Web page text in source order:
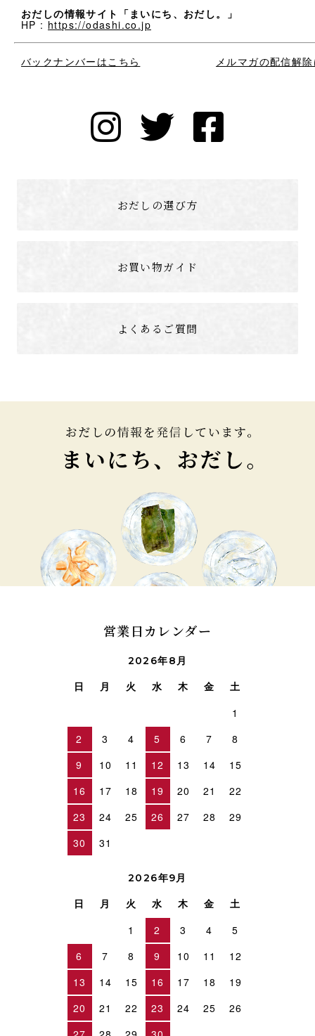
おだしの情報サイト「まいにち、おだし。」
HP : https://odashi.co.jp
バックナンバーはこちら メルマガの配信解
おだしの選び方
お買い物ガイド
よくあるご質問
営業日カレンダー
2026年8月
日 月 火 水 木 金 土
1
2
3 4 5 6 7
8
9
10 11 12 13 14
15
16
17 18 19 20 21
22
23
24 25 26 27 28
29
30
31
2026年9月
日 月 火 水 木 金 土
1 2 3 4
5
6
7 8 9 10 11
12
13
14 15 16 17 18
19
20
21 22 23 24 25
26